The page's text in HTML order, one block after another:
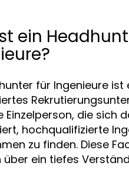
ein
für Ingenieure ist
Einzelperson, die sich
hochqualifizierte
zu finden. Diese
über ein tiefes